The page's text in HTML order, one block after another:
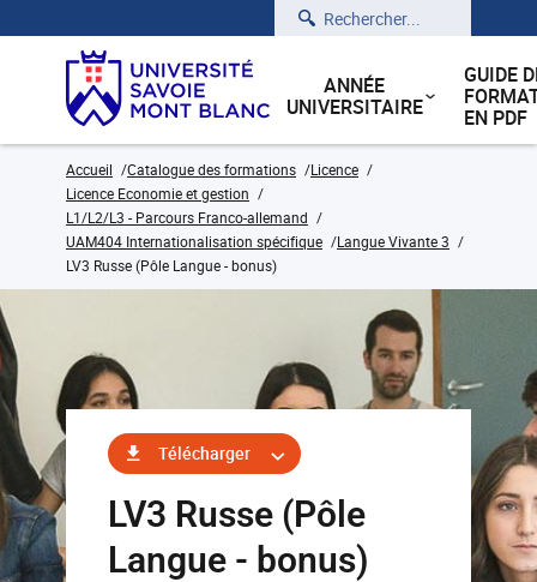
Rechercher
ANNÉE
UNIVERSITAIRE
GUIDE
EN PDF
Accueil Catalogue des formations
Licence
Licence Economie et gestion
L1/L2/L3 - Parcours Franco-allemand
UAM404 Internationalisation spécifique
Langue Vivante 3
LV3 Russe (Pôle Langue - bonus)
Télécharger
LV3 Russe (Pôle
Langue - bonus)